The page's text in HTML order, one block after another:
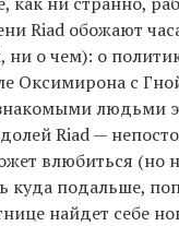
Riad обожают
ни о чем): о
Оксимирона с
людьми
Riad —
влюбиться (но
куда подальше,
найдет себе